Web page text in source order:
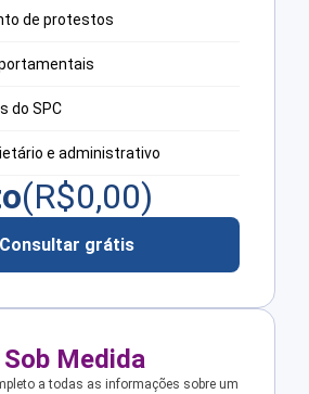
de protestos
do SPC
e administrativo
(R$0,00)
Consultar grátis
Medida
a todas as informações sobre um